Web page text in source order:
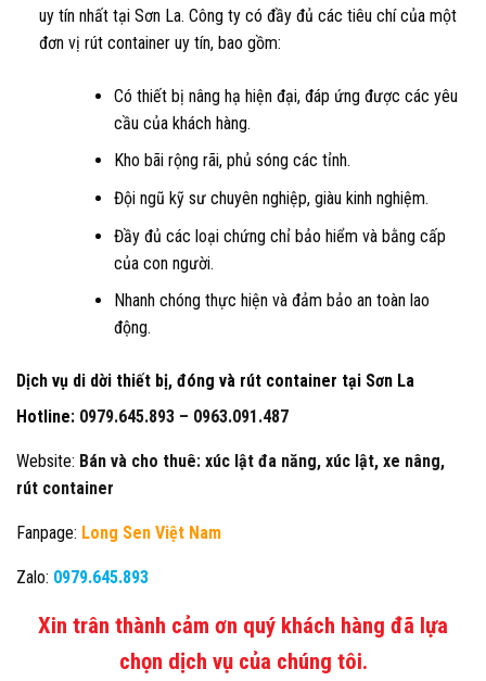
uy tín nhất tại Sơn La. Công ty có đầy đủ các tiêu chí của một
đơn vị rút container uy tín, bao gồm:
Có thiết bị nâng hạ hiện đại, đáp ứng được các yêu
cầu của khách hàng.
Kho bãi rộng rãi, phủ sóng các tỉnh.
Đội ngũ kỹ sư chuyên nghiệp, giàu kinh nghiệm.
Đầy đủ các loại chứng chỉ bảo hiểm và bằng cấp
của con người.
Nhanh chóng thực hiện và đảm bảo an toàn lao
động.
Dịch vụ di dời thiết bị, đóng và rút container tại Sơn La
Hotline: 0979.645.893 – 0963.091.487
Website: Bán và cho thuê: xúc lật đa năng, xúc lật, xe nâng,
rút container
Fanpage: Long Sen Việt Nam
Zalo: 0979.645.893
Xin trân thành cảm ơn quý khách hàng đã lựa
chọn dịch vụ của chúng tôi.